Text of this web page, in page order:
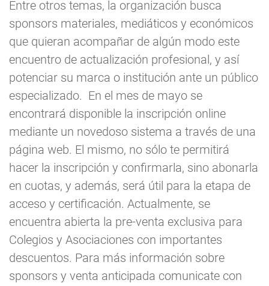
Entre otros temas, la organización busca
sponsors materiales, mediáticos y económicos
que quieran acompañar de algún modo este
encuentro de actualización profesional, y así
potenciar su marca o institución ante un público
especializado. En el mes de mayo se
encontrará disponible la inscripción online
mediante un novedoso sistema a través de una
página web. El mismo, no sólo te permitirá
hacer la inscripción y confirmarla, sino abonarla
en cuotas, y además, será útil para la etapa de
acceso y certificación. Actualmente, se
encuentra abierta la pre-venta exclusiva para
Colegios y Asociaciones con importantes
descuentos. Para más información sobre
sponsors y venta anticipada comunicate con